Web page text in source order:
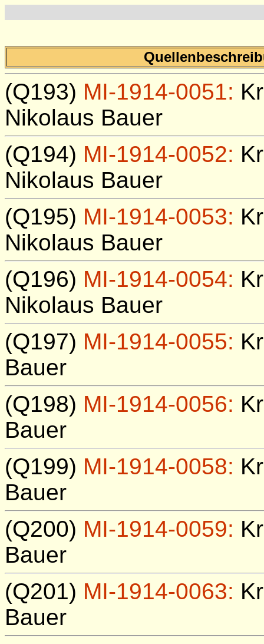
(Q193) MI-1914-0051:
Nikolaus Bauer
(Q194) MI-1914-0052:
Nikolaus Bauer
(Q195) MI-1914-0053:
Nikolaus Bauer
(Q196) MI-1914-0054:
Nikolaus Bauer
(Q197) MI-1914-0055:
Bauer
(Q198) MI-1914-0056:
Bauer
(Q199) MI-1914-0058:
Bauer
(Q200) MI-1914-0059:
Bauer
(Q201) MI-1914-0063:
Bauer